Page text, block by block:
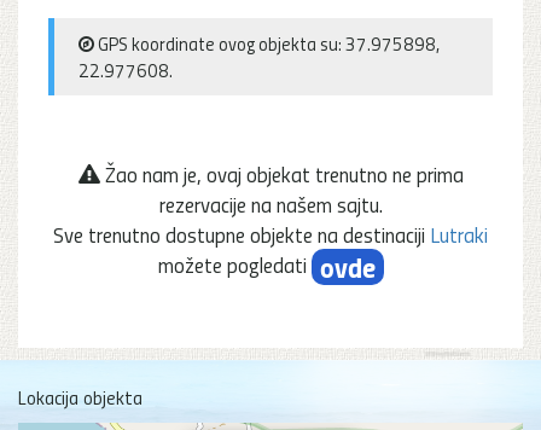
GPS koordinate ovog objekta su: 37.975898,
22.977608.
Žao nam je, ovaj objekat trenutno ne prima
rezervacije na našem sajtu.
Sve trenutno dostupne objekte na destinaciji Lutraki
možete pogledati ovde
Lokacija objekta